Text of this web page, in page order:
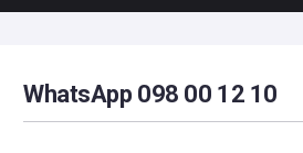
WhatsApp 098 00 12 10